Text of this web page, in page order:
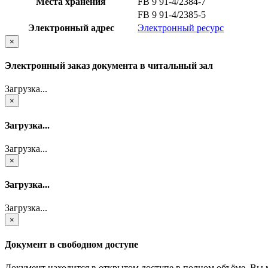
FB 9 91-4/2385-5
Электронный адрес
Электронный ресурс
×
Электронный заказ документа в читальный зал
Загрузка...
×
Загрузка...
Загрузка...
×
Загрузка...
Загрузка...
×
Документ в свободном доступе